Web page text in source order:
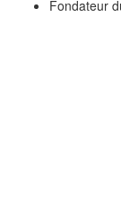
Fondateur